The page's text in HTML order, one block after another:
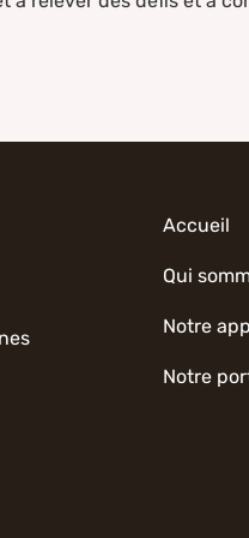
Accueil
Qui
Notre
Notre